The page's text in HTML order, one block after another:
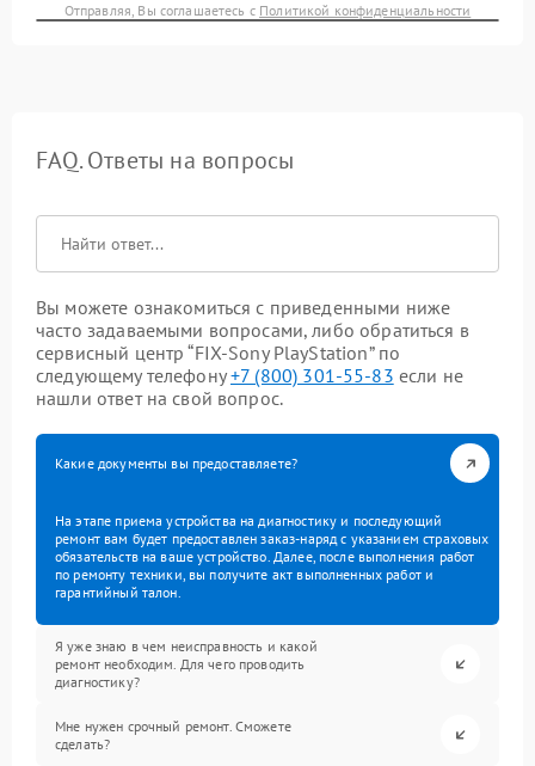
Отправляя, Вы соглашаетесь с Политикой конфиденциальности
FAQ. Ответы на вопросы
Вы можете ознакомиться с приведенными ниже
часто задаваемыми вопросами, либо обратиться в
сервисный центр “FIX-Sony PlayStation” по
следующему телефону+7 (800) 301-55-83 если не
нашли ответ на свой вопрос.
Какие документы вы предоставляете?
На этапе приема устройства на диагностику и последующий
ремонт вам будет предоставлен заказ-наряд с указанием страховых
обязательств на ваше устройство. Далее, после выполнения работ
по ремонту техники, вы получите акт выполненных работ и
гарантийный талон.
Я уже знаю в чем неисправность и какой
ремонт необходим. Для чего проводить
диагностику?
Мне нужен срочный ремонт. Сможете
сделать?